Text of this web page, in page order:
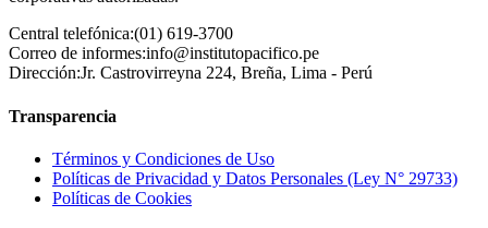
Central telefónica:(01) 619-3700
Correo de informes:info@institutopacifico.pe
Dirección:Jr. Castrovirreyna 224, Breña, Lima - Perú
Transparencia
Términos y Condiciones de Uso
Políticas de Privacidad y Datos Personales (Ley N° 29733)
Políticas de Cookies